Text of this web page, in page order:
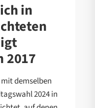
in
2017
demselben
2024 in